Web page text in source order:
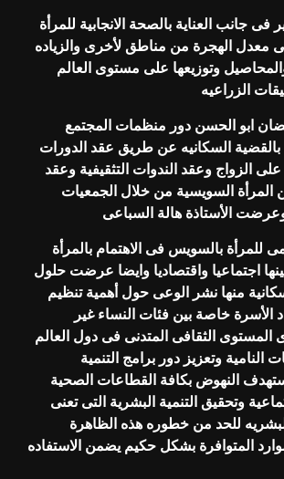
فى جانب العناية بالصحة الانجابية للمرأة
فى معدل الهجرة من مناطق لأخرى والزياده
وتوزيعها على مستوى العالم
الزراعيه
ابو الحسن دور منظمات المجتمع
السكانيه عن طريق عقد الدورات
على الزواج وعقد الندوات التثقيفية وعقد
السويسية من خلال الجمعيات
الأستاذة هالة السباعى
للمرأة بالسويس فى الاهتمام بالمرأة
اجتماعيا واقتصاديا وايضا عرضت حلول
منها نشر الوعى حول أهمية تنظيم
الأسرة خاصة بين فئات النساء غير
المستوى الثقافى المتدنى فى دول العالم
النامية وتعزيز دور برامج التنمية
النهوض بكافة القطاعات الصحية
وتحقيق التنمية البشرية التى تعنى
للحد من خطوره هذه الظاهرة
المتوافرة بشكل حكيم يضمن الاستفاده